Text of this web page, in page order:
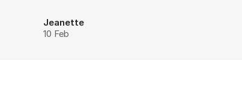
Jeanette
10 Feb